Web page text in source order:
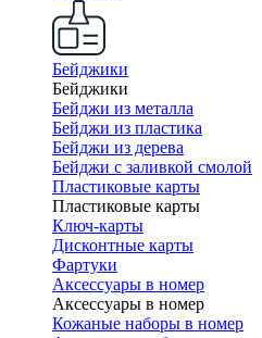
Бейджики
Бейджики
Бейджи из металла
Бейджи из пластика
Бейджи из дерева
Бейджи с заливкой смолой
Пластиковые карты
Пластиковые карты
Ключ-карты
Дисконтные карты
Фартуки
Аксессуары в номер
Аксессуары в номер
Кожаные наборы в номер